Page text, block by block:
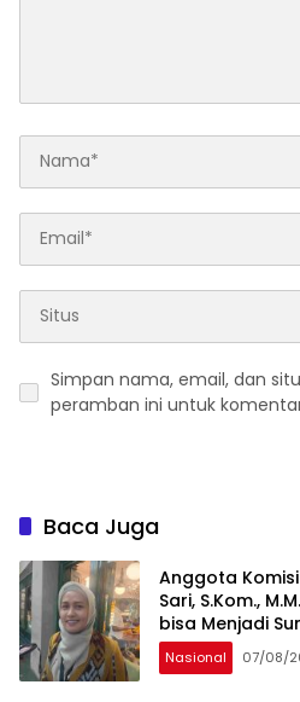
Simpan nama, email, dan
peramban ini untuk
Baca Juga
Anggota Komisi
Sari, S.Kom.,
bisa Menjadi
Generasi Muda,
Pemerintah,
Nasional 07/08/